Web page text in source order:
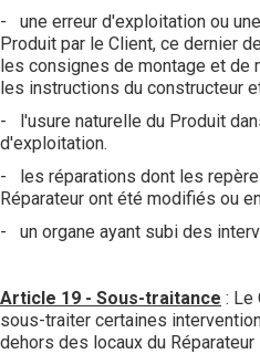
- une erreur d'exploitation ou
Produit par le Client, ce dernier
les consignes de montage et de
les instructions du constructeur
- l'usure naturelle du Produit
d'exploitation.
- les réparations dont les
Réparateur ont été modifiés ou
- un organe ayant subi des
Article 19 - Sous-traitance : Le
sous-traiter certaines
dehors des locaux du Réparateur